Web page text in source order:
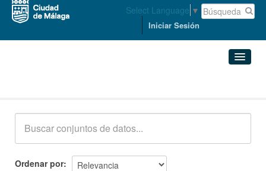
Select Language ▼
Iniciar Sesión
Ordenar por